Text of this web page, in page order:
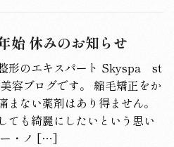
始 休みのお知らせ
形のエキスパート Skyspa st
容ブログです。 縮毛矯正をか
まない薬剤はあり得ません。
ても綺麗にしたいという思い
ー・ノ […]